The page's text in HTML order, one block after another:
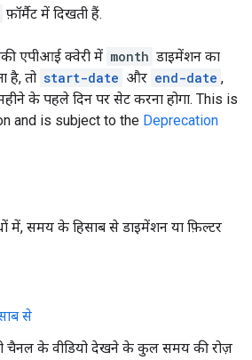
फ़ॉर्मैट में दिखती हैं.
एपीआई क्वेरी में month डाइमेंशन का
है, तो start-date और end-date ,
के पहले दिन पर सेट करना होगा. This is
and is subject to the Deprecation
में, समय के हिसाब से डाइमेंशन या फ़िल्टर
से
चैनल के वीडियो देखने के कुल समय की रोज़